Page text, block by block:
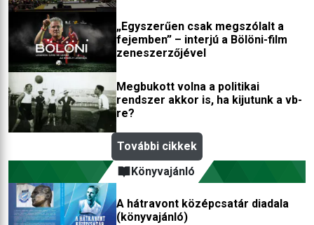
„Egyszerűen csak megszólalt a
fejemben” – interjú a Bölöni-film
zeneszerzőjével
Megbukott volna a politikai
rendszer akkor is, ha kijutunk a vb-
re?
További cikkek
Könyvajánló
A hátravont középcsatár diadala
(könyvajánló)